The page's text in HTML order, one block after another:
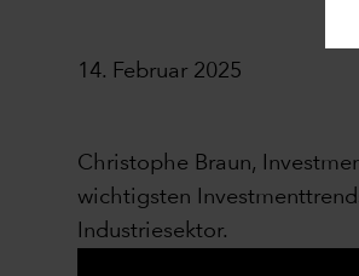
14. Februar 2025
Christophe Braun,
wichtigsten
Industriesektor.